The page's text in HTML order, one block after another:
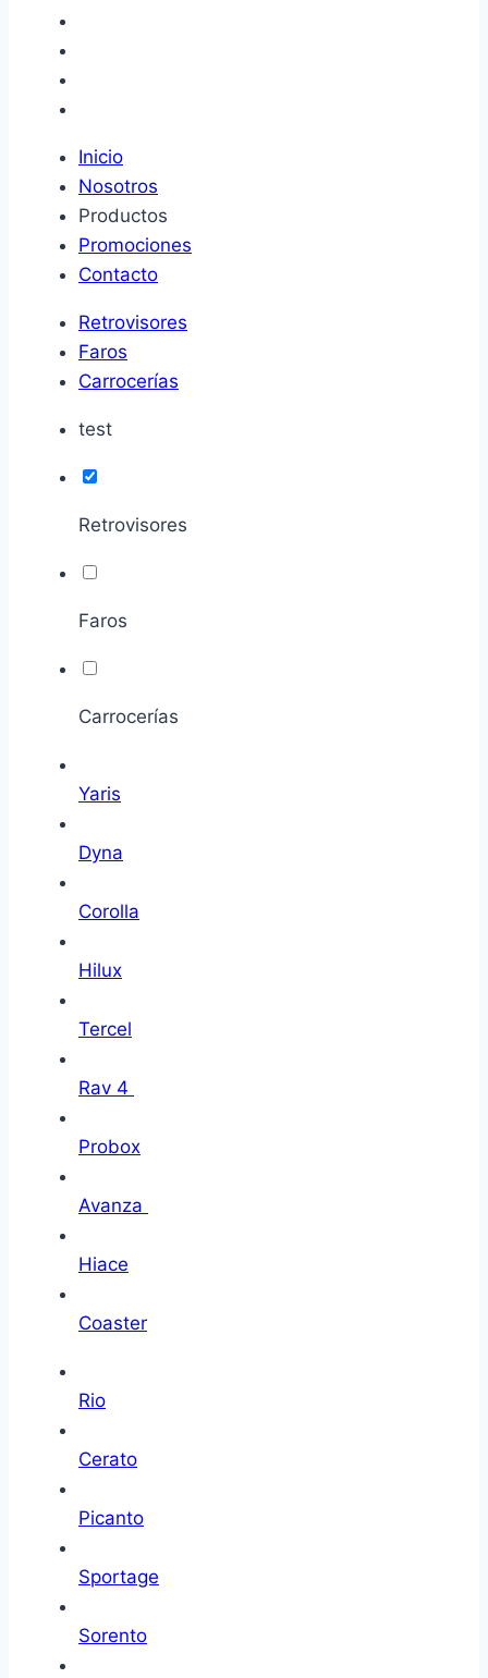
Inicio
Nosotros
Productos
Promociones
Contacto
Retrovisores
Faros
Carrocerías
test
Retrovisores
Faros
Carrocerías
Yaris
Dyna
Corolla
Hilux
Tercel
Rav 4
Probox
Avanza
Hiace
Coaster
Rio
Cerato
Picanto
Sportage
Sorento